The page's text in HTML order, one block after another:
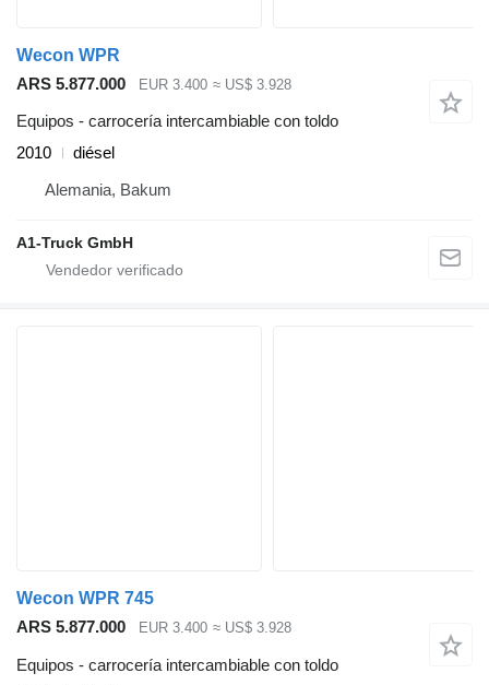
Wecon WPR
ARS 5.877.000
EUR 3.400 ≈ US$ 3.928
Equipos - carrocería intercambiable con toldo
2010
diésel
Alemania, Bakum
A1-Truck GmbH
Wecon WPR 745
ARS 5.877.000
EUR 3.400 ≈ US$ 3.928
Equipos - carrocería intercambiable con toldo